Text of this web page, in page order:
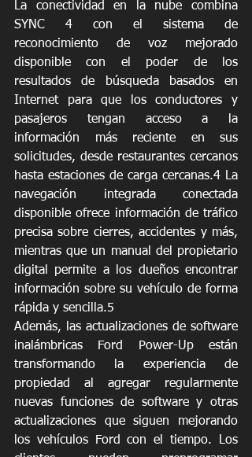
La conectividad en la nube combina
SYNC 4 con el sistema de
reconocimiento de voz mejorado
disponible con el poder de los
resultados de búsqueda basados en
Internet para que los conductores y
pasajeros tengan acceso a la
información más reciente en sus
solicitudes, desde restaurantes cercanos
hasta estaciones de carga cercanas.4 La
navegación integrada conectada
disponible ofrece información de tráfico
precisa sobre cierres, accidentes y más,
mientras que un manual del propietario
digital permite a los dueños encontrar
información sobre su vehículo de forma
rápida y sencilla.5
Además, las actualizaciones de software
inalámbricas Ford Power-Up están
transformando la experiencia de
propiedad al agregar regularmente
nuevas funciones de software y otras
actualizaciones que siguen mejorando
los vehículos Ford con el tiempo. Los